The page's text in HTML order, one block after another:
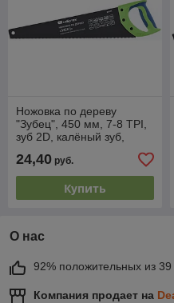
Ножовка по дереву
"Зубец", 450 мм, 7-8 TPI,
зуб 2D, калёный зуб,
двухкомпонентная
рукоятка
24,40 руб.
Купить
О нас
92% положительных из 39
Компания продает на